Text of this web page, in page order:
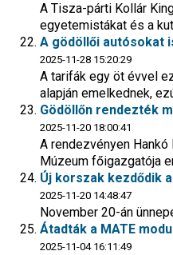
A Tisza-párti Kollár
egyetemistákat és a
A gödöllői autósokat
2025-11-28 15:20:29
A tarifák egy öt évvel
alapján emelkednek,
Gödöllőn rendezték
2025-11-20 18:00:41
A rendezvényen
Múzeum főigazgatója
Új korszak kezdődik
2025-11-20 14:48:47
November 20-án
Átadták a MATE
2025-11-04 16:11:49